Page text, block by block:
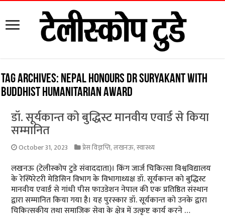
Tag Archives: Nepal honours Dr Suryakant with
Buddhist humanitarian award
डॉ. सूर्यकान्त को बुद्धिस्ट मानवीय एवार्ड से किया
सम्मानित
October 31, 2023 प्रेस विज्ञप्ति,लखनऊ,स्वास्थ्य
लखनऊ (टेलीस्कोप टुडे संवाददाता)। किंग जार्ज चिकित्सा विश्वविद्यालय
के रेस्पिरेटरी मेडिसिन विभाग के विभागाध्यक्ष डॉ. सूर्यकान्त को बुद्धिस्ट
मानवीय एवार्ड से गांधी पीस फाउडेशन नेपाल की एक प्रतिष्ठित संस्थान
द्वारा सम्मानित किया गया है। यह पुरस्कार डॉ. सूर्यकान्त को उनके द्वारा
चिकित्सकीय तथा समाजिक सेवा के क्षेत्र में उत्कृष्ट कार्य करने …